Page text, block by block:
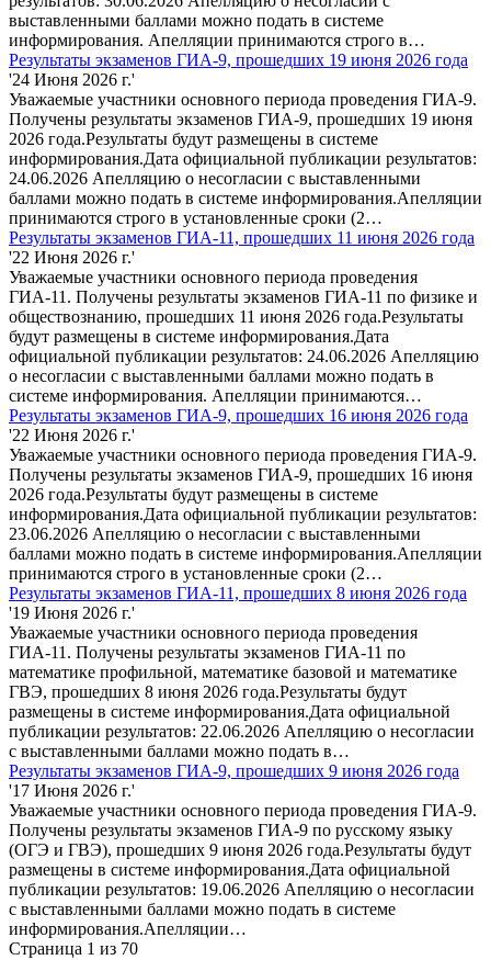
выставленными баллами можно подать в системе
информирования. Апелляции принимаются строго в…
Результаты экзаменов ГИА-9, прошедших 19 июня 2026 года
'24 Июня 2026 г.'
Уважаемые участники основного периода проведения ГИА-9.
Получены результаты экзаменов ГИА-9, прошедших 19 июня
2026 года.Результаты будут размещены в системе
информирования.Дата официальной публикации результатов:
24.06.2026 Апелляцию о несогласии с выставленными
баллами можно подать в системе информирования.Апелляции
принимаются строго в установленные сроки (2…
Результаты экзаменов ГИА-11, прошедших 11 июня 2026 года
'22 Июня 2026 г.'
Уважаемые участники основного периода проведения
ГИА-11. Получены результаты экзаменов ГИА-11 по физике и
обществознанию, прошедших 11 июня 2026 года.Результаты
будут размещены в системе информирования.Дата
официальной публикации результатов: 24.06.2026 Апелляцию
о несогласии с выставленными баллами можно подать в
системе информирования. Апелляции принимаются…
Результаты экзаменов ГИА-9, прошедших 16 июня 2026 года
'22 Июня 2026 г.'
Уважаемые участники основного периода проведения ГИА-9.
Получены результаты экзаменов ГИА-9, прошедших 16 июня
2026 года.Результаты будут размещены в системе
информирования.Дата официальной публикации результатов:
23.06.2026 Апелляцию о несогласии с выставленными
баллами можно подать в системе информирования.Апелляции
принимаются строго в установленные сроки (2…
Результаты экзаменов ГИА-11, прошедших 8 июня 2026 года
'19 Июня 2026 г.'
Уважаемые участники основного периода проведения
ГИА-11. Получены результаты экзаменов ГИА-11 по
математике профильной, математике базовой и математике
ГВЭ, прошедших 8 июня 2026 года.Результаты будут
размещены в системе информирования.Дата официальной
публикации результатов: 22.06.2026 Апелляцию о несогласии
с выставленными баллами можно подать в…
Результаты экзаменов ГИА-9, прошедших 9 июня 2026 года
'17 Июня 2026 г.'
Уважаемые участники основного периода проведения ГИА-9.
Получены результаты экзаменов ГИА-9 по русскому языку
(ОГЭ и ГВЭ), прошедших 9 июня 2026 года.Результаты будут
размещены в системе информирования.Дата официальной
публикации результатов: 19.06.2026 Апелляцию о несогласии
с выставленными баллами можно подать в системе
информирования.Апелляции…
Страница 1 из 70